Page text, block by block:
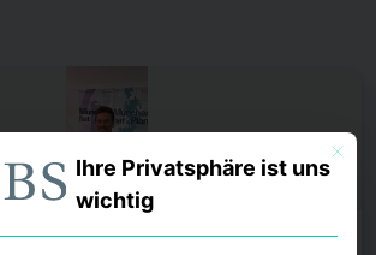
Mit
Ihre Privatsphäre ist uns
wichtig